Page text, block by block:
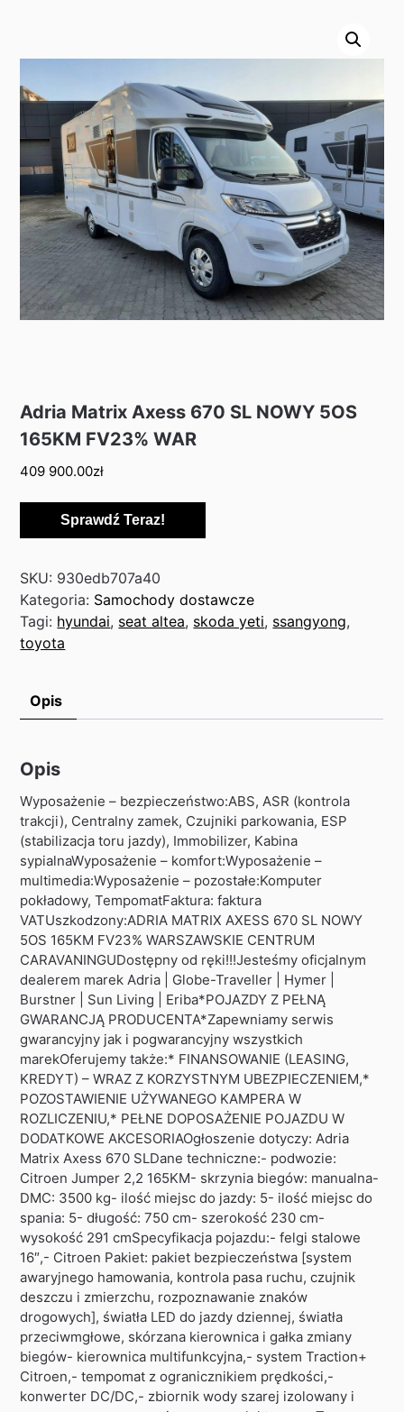
Adria Matrix Axess 670 SL NOWY 5OS
165KM FV23% WAR
409 900.00zł
Sprawdź Teraz!
SKU: 930edb707a40
Kategoria: Samochody dostawcze
Tagi: hyundai, seat altea, skoda yeti, ssangyong,
toyota
Opis
Opis
Wyposażenie – bezpieczeństwo:ABS, ASR (kontrola
trakcji), Centralny zamek, Czujniki parkowania, ESP
(stabilizacja toru jazdy), Immobilizer, Kabina
sypialnaWyposażenie – komfort:Wyposażenie –
multimedia:Wyposażenie – pozostałe:Komputer
pokładowy, TempomatFaktura: faktura
VATUszkodzony:ADRIA MATRIX AXESS 670 SL NOWY
5OS 165KM FV23% WARSZAWSKIE CENTRUM
CARAVANINGUDostępny od ręki!!!Jesteśmy oficjalnym
dealerem marek Adria | Globe-Traveller | Hymer |
Burstner | Sun Living | Eriba*POJAZDY Z PEŁNĄ
GWARANCJĄ PRODUCENTA*Zapewniamy serwis
gwarancyjny jak i pogwarancyjny wszystkich
marekOferujemy także:* FINANSOWANIE (LEASING,
KREDYT) – WRAZ Z KORZYSTNYM UBEZPIECZENIEM,*
POZOSTAWIENIE UŻYWANEGO KAMPERA W
ROZLICZENIU,* PEŁNE DOPOSAŻENIE POJAZDU W
DODATKOWE AKCESORIAOgłoszenie dotyczy: Adria
Matrix Axess 670 SLDane techniczne:- podwozie:
Citroen Jumper 2,2 165KM- skrzynia biegów: manualna-
DMC: 3500 kg- ilość miejsc do jazdy: 5- ilość miejsc do
spania: 5- długość: 750 cm- szerokość 230 cm-
wysokość 291 cmSpecyfikacja pojazdu:- felgi stalowe
16″,- Citroen Pakiet: pakiet bezpieczeństwa [system
awaryjnego hamowania, kontrola pasa ruchu, czujnik
deszczu i zmierzchu, rozpoznawanie znaków
drogowych], światła LED do jazdy dziennej, światła
przeciwmgłowe, skórzana kierownica i gałka zmiany
biegów- kierownica multifunkcyjna,- system Traction+
Citroen,- tempomat z ogranicznikiem prędkości,-
konwerter DC/DC,- zbiornik wody szarej izolowany i